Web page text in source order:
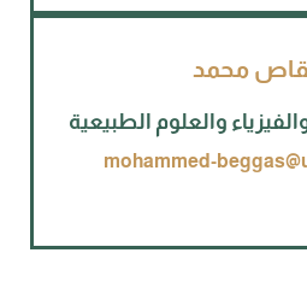
محمد
والعلوم الطبيعية
mohammed-